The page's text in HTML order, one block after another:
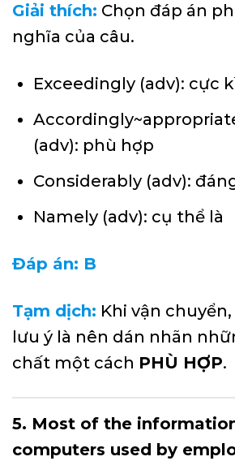
Giải thích: Chọn đáp án
nghĩa của câu.
Exceedingly (adv): cực
(adv): phù hợp
Considerably (adv):
Namely (adv): cụ thể là
Đáp án: B
Tạm dịch: Khi vận
lưu ý là nên dán nhãn
chất một cách PHÙ HỢP.
5. Most of the
computers used by